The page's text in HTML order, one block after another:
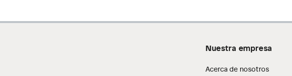
Nuestra empresa
Acerca de nosotros